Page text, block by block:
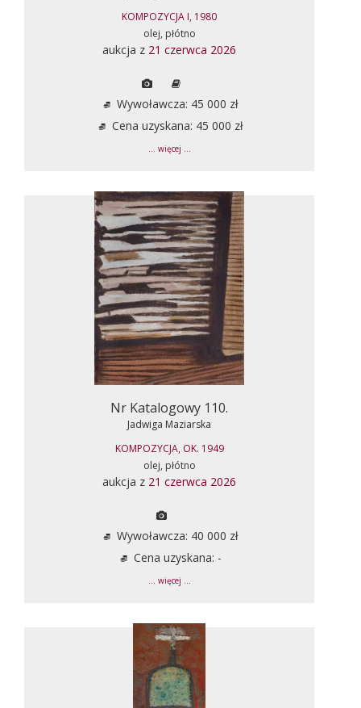
KOMPOZYCJA I, 1980
olej, płótno
aukcja z 21 czerwca 2026
Wywoławcza: 45 000 zł
Cena uzyskana: 45 000 zł
... więcej ...
Nr Katalogowy 110.
Jadwiga Maziarska
KOMPOZYCJA, OK. 1949
olej, płótno
aukcja z 21 czerwca 2026
Wywoławcza: 40 000 zł
Cena uzyskana: -
... więcej ...